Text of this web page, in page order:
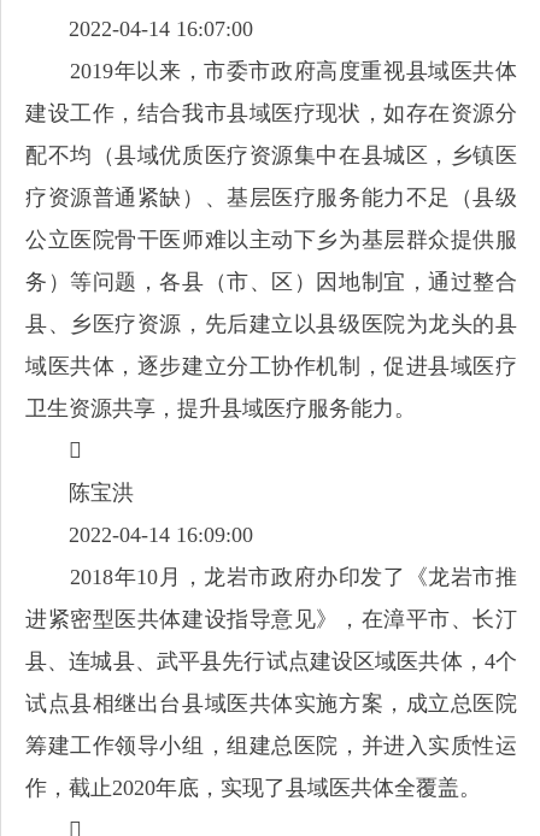
2022-04-14 16:07:00
2019年以来，市委市政府高度重视县域医共体
建设工作，结合我市县域医疗现状，如存在资源分
配不均（县域优质医疗资源集中在县城区，乡镇医
疗资源普通紧缺）、基层医疗服务能力不足（县级
公立医院骨干医师难以主动下乡为基层群众提供服
务）等问题，各县（市、区）因地制宜，通过整合
县、乡医疗资源，先后建立以县级医院为龙头的县
域医共体，逐步建立分工协作机制，促进县域医疗
卫生资源共享，提升县域医疗服务能力。

陈宝洪
2022-04-14 16:09:00
2018年10月，龙岩市政府办印发了《龙岩市推
进紧密型医共体建设指导意见》，在漳平市、长汀
县、连城县、武平县先行试点建设区域医共体，4个
试点县相继出台县域医共体实施方案，成立总医院
筹建工作领导小组，组建总医院，并进入实质性运
作，截止2020年底，实现了县域医共体全覆盖。
